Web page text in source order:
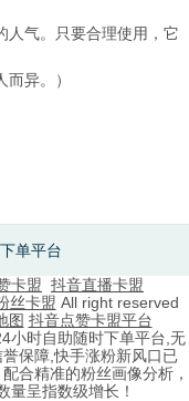
人气。只要合理使用，它
异。）
单平台
卡盟 抖音直播卡盟
丝卡盟 All right reserved
图 抖音点赞卡盟平台
小时自助随时下单平台,无
保障,快手涨粉新风口已
合精准的粉丝画像分析，
量呈指数级增长！